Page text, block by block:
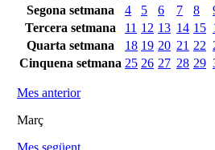
Segona setmana
4 5 6 7 8
Tercera setmana
11 12 13 14 15
Quarta setmana
18 19 20 21 22
Cinquena setmana 25 26 27 28 29
Mes anterior
Març
Mes següent